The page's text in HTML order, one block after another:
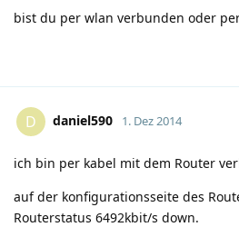
bist du per wlan verbunden oder
D daniel590 1. Dez 2014
ich bin per kabel mit dem Router
auf der konfigurationsseite des
Routerstatus 6492kbit/s down.